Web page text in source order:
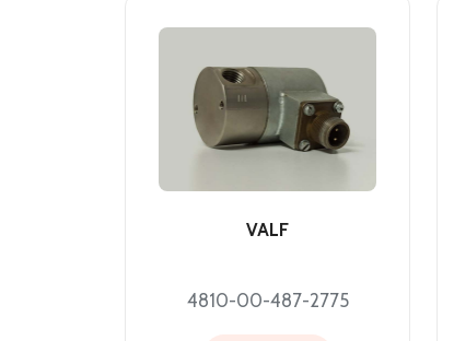
VALF
4810-00-487-2775